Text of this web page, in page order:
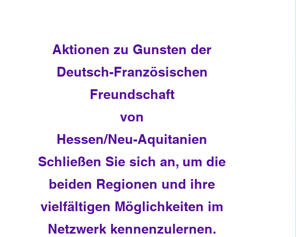
Aktionen zu Gunsten der
Deutsch-Französischen
Freundschaft
von
Hessen/Neu-Aquitanien
Schließen Sie sich an, um die
beiden Regionen und ihre
vielfältigen Möglichkeiten im
Netzwerk kennenzulernen.